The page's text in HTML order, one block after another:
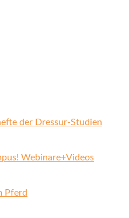
der Dressur-Studien
Webinare+Videos
Pferd